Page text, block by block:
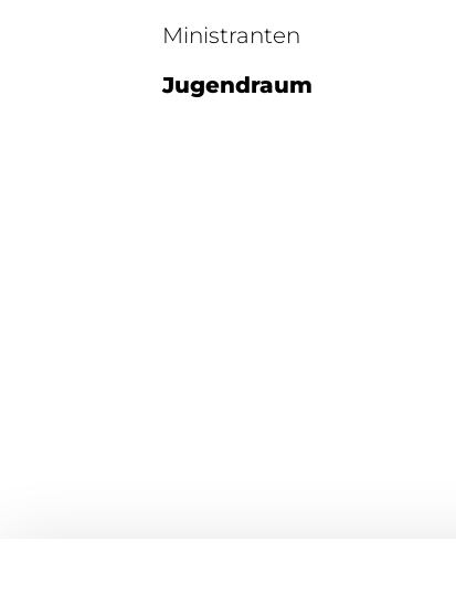
Ministranten
Jugendraum